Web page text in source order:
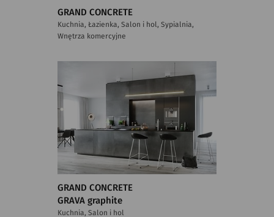
GRAND CONCRETE
Kuchnia, Łazienka, Salon i hol, Sypialnia,
Wnętrza komercyjne
GRAND CONCRETE
GRAVA graphite
Kuchnia, Salon i hol